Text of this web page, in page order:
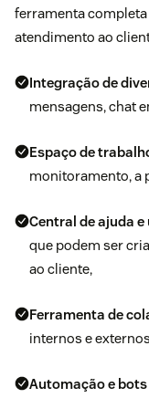
ferramenta
atendimento ao
Integração de
mensagens, chat
Espaço de
monitoramento, a
Central de ajuda
que podem ser
ao cliente,
Ferramenta de
internos e
Automação e bots